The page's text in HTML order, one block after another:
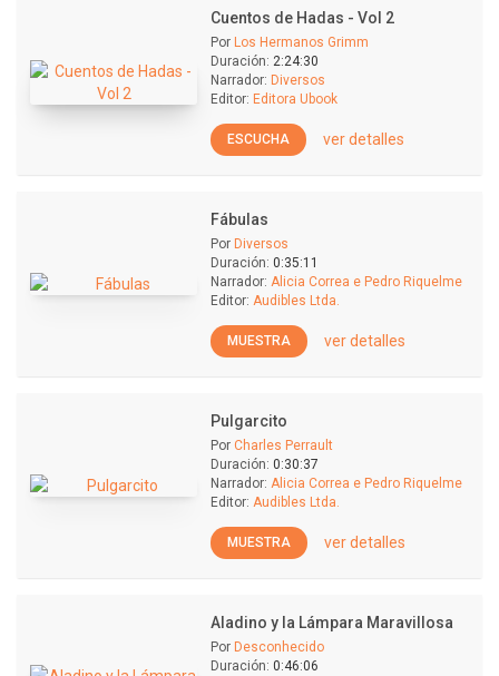
Cuentos de Hadas - Vol 2
Por Los Hermanos Grimm
Duración: 2:24:30
Narrador: Diversos
Editor: Editora Ubook
ESCUCHA ver detalles
Fábulas
Por Diversos
Duración: 0:35:11
Narrador: Alicia Correa e Pedro Riquelme
Editor: Audibles Ltda.
MUESTRA ver detalles
Pulgarcito
Por Charles Perrault
Duración: 0:30:37
Narrador: Alicia Correa e Pedro Riquelme
Editor: Audibles Ltda.
MUESTRA ver detalles
Aladino y la Lámpara Maravillosa
Por Desconhecido
Duración: 0:46:06